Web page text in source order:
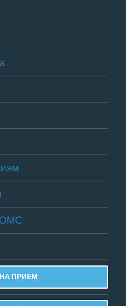
ОМС
ПРИЕМ